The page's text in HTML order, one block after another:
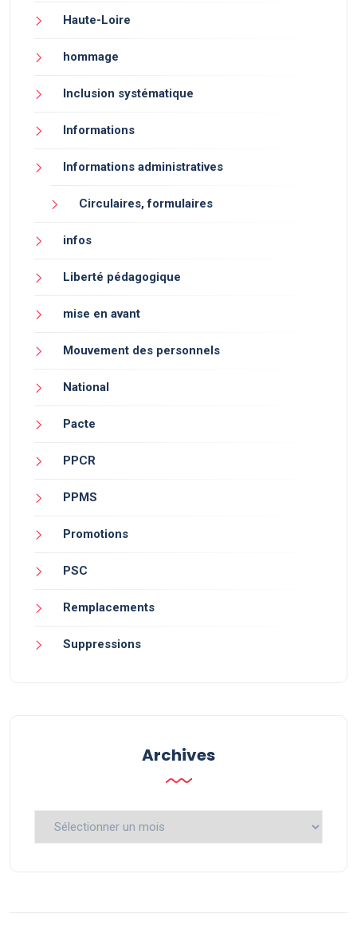
Haute-Loire
hommage
Inclusion systématique
Informations
Informations administratives
Circulaires, formulaires
infos
Liberté pédagogique
mise en avant
Mouvement des personnels
National
Pacte
PPCR
PPMS
Promotions
PSC
Remplacements
Suppressions
Archives
Archives